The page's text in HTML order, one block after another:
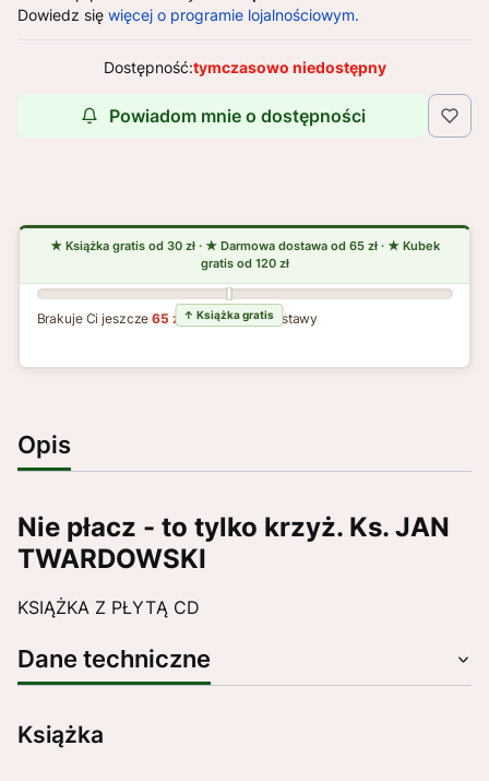
Dowiedz się więcej o programie lojalnościowym.
Dostępność:tymczasowo niedostępny
Powiadom mnie o dostępności
Brakuje Ci jeszcze65 zł do darmowej dostawy
Opis
Nie płacz - to tylko krzyż. Ks. JAN
TWARDOWSKI
KSIĄŻKA Z PŁYTĄ CD
Dane techniczne
Książka